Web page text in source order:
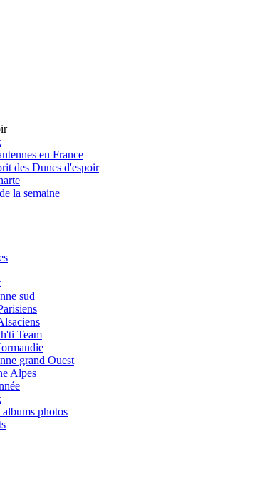
en France
des Dunes d'espoir
la semaine
sud
Team
grand Ouest
Alpes
albums photos